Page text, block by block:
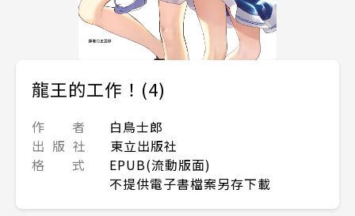
龍王的工作！(4)
作 者
白鳥士郎
出 版 社
東立出版社
格 式
EPUB(流動版面)
不提供電子書檔案另存下載